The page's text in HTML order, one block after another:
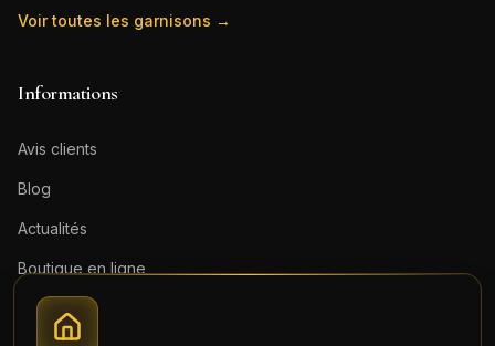
Voir toutes les garnisons →
Informations
Avis clients
Blog
Actualités
Boutique en ligne
Contact